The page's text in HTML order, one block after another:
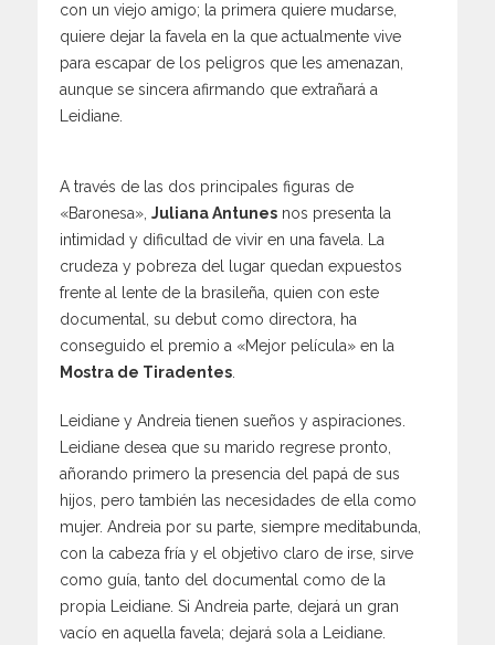
con un viejo amigo; la primera quiere mudarse,
quiere dejar la favela en la que actualmente vive
para escapar de los peligros que les amenazan,
aunque se sincera afirmando que extrañará a
Leidiane.
A través de las dos principales figuras de
«Baronesa», Juliana Antunes nos presenta la
intimidad y dificultad de vivir en una favela. La
crudeza y pobreza del lugar quedan expuestos
frente al lente de la brasileña, quien con este
documental, su debut como directora, ha
conseguido el premio a «Mejor película» en la
Mostra de Tiradentes
Leidiane y Andreia tienen sueños y aspiraciones.
Leidiane desea que su marido regrese pronto,
añorando primero la presencia del papá de sus
hijos, pero también las necesidades de ella como
mujer. Andreia por su parte, siempre meditabunda,
con la cabeza fría y el objetivo claro de irse, sirve
como guía, tanto del documental como de la
propia Leidiane. Si Andreia parte, dejará un gran
vacío en aquella favela; dejará sola a Leidiane.